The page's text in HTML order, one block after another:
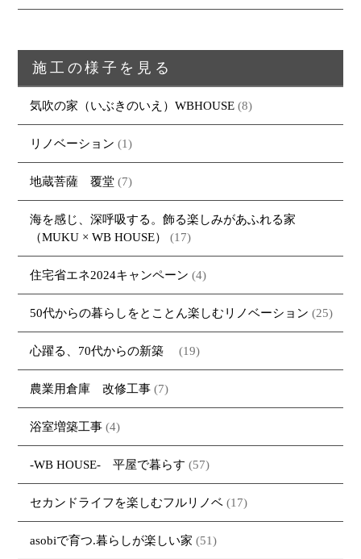
施工の様子を見る
気吹の家（いぶきのいえ）WBHOUSE (8)
リノベーション (1)
地蔵菩薩 覆堂 (7)
海を感じ、深呼吸する。飾る楽しみがあふれる家
（MUKU × WB HOUSE）
(17)
住宅省エネ2024キャンペーン (4)
50代からの暮らしをとことん楽しむリノベーション (25)
心躍る、70代からの新築 (19)
農業用倉庫 改修工事 (7)
浴室増築工事 (4)
-WB HOUSE- 平屋で暮らす (57)
セカンドライフを楽しむフルリノベ (17)
asobiで育つ.暮らしが楽しい家 (51)
お問い合わせ
・資料請求